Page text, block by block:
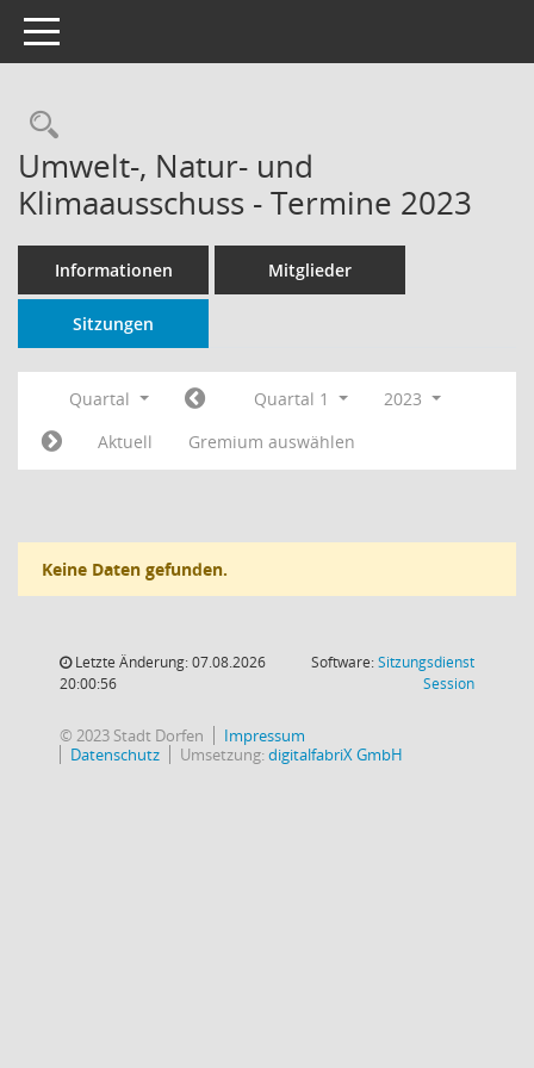
Toggle navigation
Rechercheauswahl
Umwelt-, Natur- und
Klimaausschuss - Termine 2023
Informationen Mitglieder
Sitzungen
Quartal Quartal 1
2023
Aktuell
Gremium auswählen
Keine Daten gefunden.
Letzte Änderung: 07.08.2026
20:00:56
Software:Sitzungsdienst
Session(Wird in
© 2023 Stadt Dorfen
Impressum
Datenschutz
Umsetzung:digitalfabriX GmbH